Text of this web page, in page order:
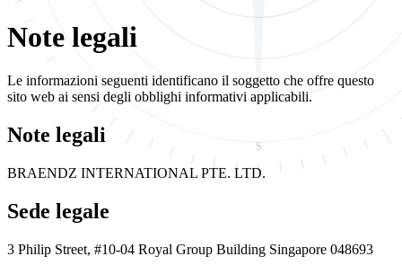
S
Note legali
Le informazioni seguenti identificano il soggetto che offre questo
sito web ai sensi degli obblighi informativi applicabili.
Note legali
BRAENDZ INTERNATIONAL PTE. LTD.
Sede legale
3 Philip Street, #10-04 Royal Group Building Singapore 048693